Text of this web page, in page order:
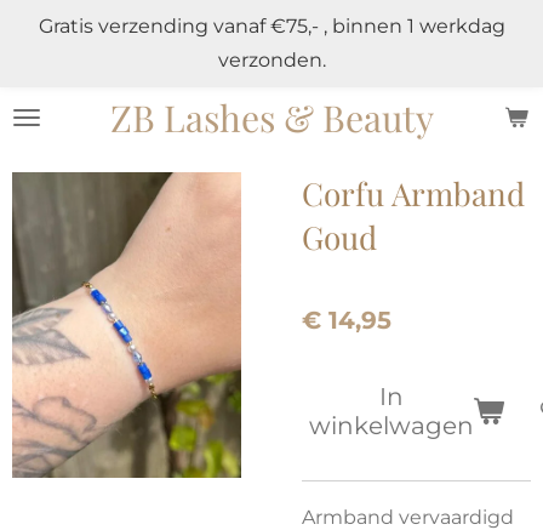
de
ZB Lashes & Beauty
Gratis verzending vanaf €75,- , binnen 1 werkdag
verzonden.
Corfu Armband
Goud
€ 14,95
In
winkelwagen
Armband vervaardigd